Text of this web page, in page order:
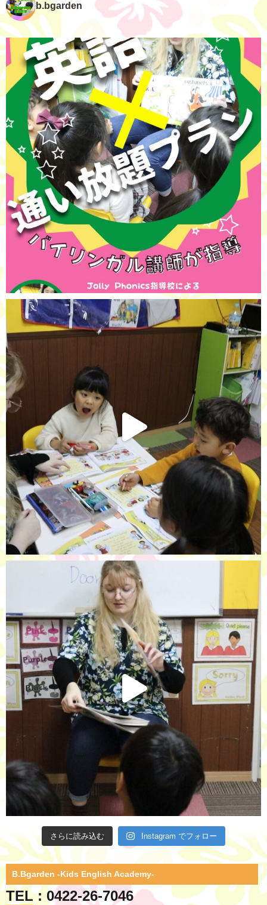
b.bgarden
さらに読み込む Instagram でフォロー
B.Bgarden -Kids English Academy-
TEL : 0422-26-7046